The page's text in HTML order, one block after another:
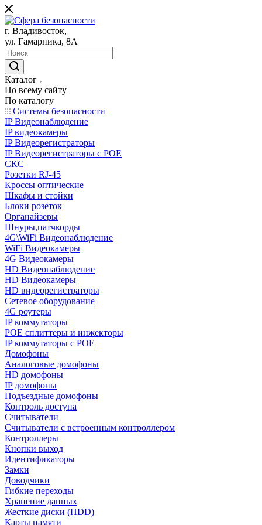
г. Владивосток,
ул. Гамарника, 8А
Каталог
По всему сайту
По каталогу
Системы безопасности
IP Видеонаблюдение
IP видеокамеры
IP Видеорегистраторы
IP Видеорегистраторы с POE
СКС
Розетки RJ-45
Кроссы оптические
Шкафы и стойки
Блоки розеток
Органайзеры
Шнуры,патчкорды
4G\WiFi Видеонаблюдение
WiFi Видеокамеры
4G Видеокамеры
HD Видеонаблюдение
HD Видеокамеры
HD видеорегистраторы
Сетевое оборудование
4G роутеры
IP коммутаторы
POE сплиттеры и инжекторы
IP коммутаторы с POE
Домофоны
Аналоговые домофоны
HD домофоны
IP домофоны
Подъездные домофоны
Контроль доступа
Считыватели
Считыватели с встроенным контроллером
Контроллеры
Кнопки выход
Идентификаторы
Замки
Доводчики
Гибкие переходы
Хранение данных
Жесткие диски (HDD)
Карты памяти